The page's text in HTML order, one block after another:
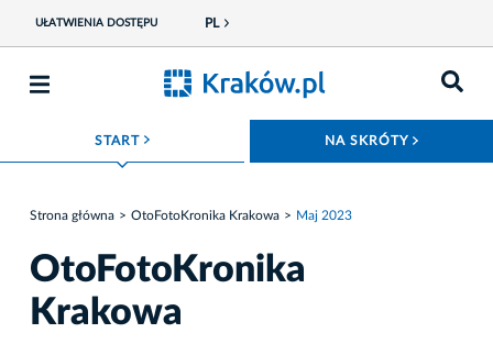
UŁATWIENIA DOSTĘPU PL
START ROZWIŃ MENU NA SKRÓTY
Strona główna OtoFotoKronika Krakowa Maj 2023
OtoFotoKronika
Krakowa